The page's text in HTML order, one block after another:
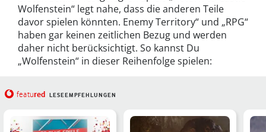
Wolfenstein“ legt nahe, dass die anderen Teile
davor spielen könnten. Enemy Territory“ und „RPG“
haben gar keinen zeitlichen Bezug und werden
daher nicht berücksichtigt. So kannst Du
„Wolfenstein“ in dieser Reihenfolge spielen:
featured LESEEMPFEHLUNGEN